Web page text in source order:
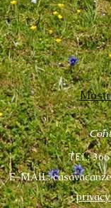
TEL:
E-MAIL:
privacy